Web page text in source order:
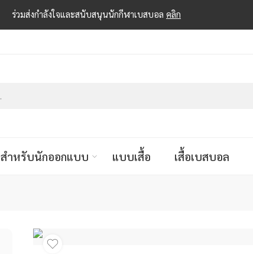
ร่วมส่งกำลังใจและสนับสนุนนักกีฬาเบสบอล คลิก
สำหรับนักออกแบบ แบบเสื้อ เสื้อเบสบอล